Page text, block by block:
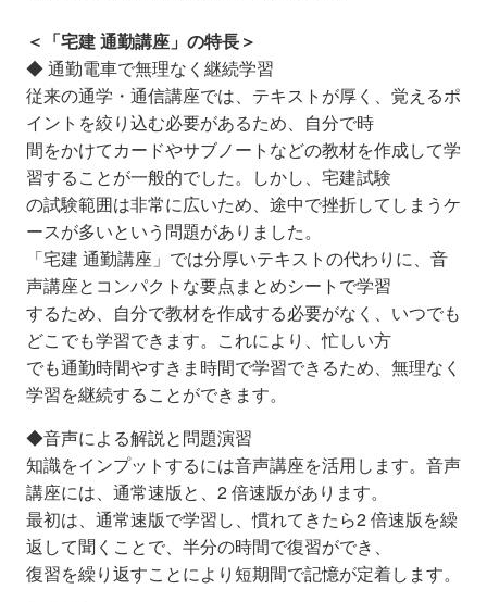
＜「宅建 通勤講座」の特長＞
◆ 通勤電車で無理なく継続学習
従来の通学・通信講座では、テキストが厚く、覚えるポ
イントを絞り込む必要があるため、自分で時
間をかけてカードやサブノートなどの教材を作成して学
習することが一般的でした。しかし、宅建試験
の試験範囲は非常に広いため、途中で挫折してしまうケ
ースが多いという問題がありました。
「宅建 通勤講座」では分厚いテキストの代わりに、音
声講座とコンパクトな要点まとめシートで学習
するため、自分で教材を作成する必要がなく、いつでも
どこでも学習できます。これにより、忙しい方
でも通勤時間やすきま時間で学習できるため、無理なく
学習を継続することができます。
◆音声による解説と問題演習
知識をインプットするには音声講座を活用します。音声
講座には、通常速版と、2 倍速版があります。
最初は、通常速版で学習し、慣れてきたら2 倍速版を繰
返して聞くことで、半分の時間で復習ができ、
復習を繰り返すことにより短期間で記憶が定着します。